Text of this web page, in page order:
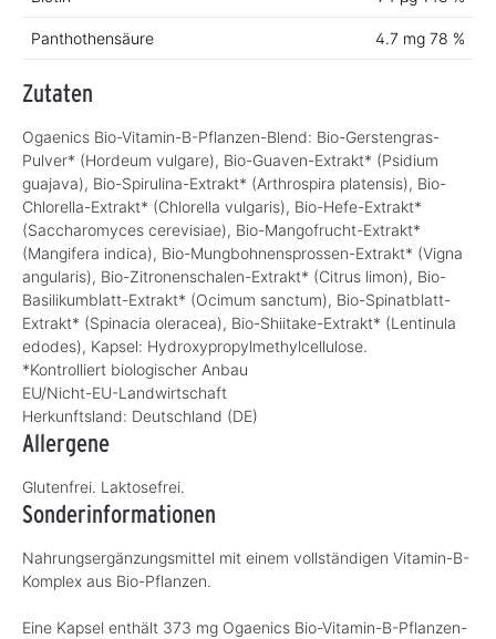
Panthothensäure 4.7 mg 78 %
Zutaten
Ogaenics Bio-Vitamin-B-Pflanzen-Blend: Bio-Gerstengras-
Pulver* (Hordeum vulgare), Bio-Guaven-Extrakt* (Psidium
guajava), Bio-Spirulina-Extrakt* (Arthrospira platensis), Bio-
Chlorella-Extrakt* (Chlorella vulgaris), Bio-Hefe-Extrakt*
(Saccharomyces cerevisiae), Bio-Mangofrucht-Extrakt*
(Mangifera indica), Bio-Mungbohnensprossen-Extrakt* (Vigna
angularis), Bio-Zitronenschalen-Extrakt* (Citrus limon), Bio-
Basilikumblatt-Extrakt* (Ocimum sanctum), Bio-Spinatblatt-
Extrakt* (Spinacia oleracea), Bio-Shiitake-Extrakt* (Lentinula
edodes), Kapsel: Hydroxypropylmethylcellulose.
*Kontrolliert biologischer Anbau
EU/Nicht-EU-Landwirtschaft
Herkunftsland: Deutschland (DE)
Allergene
Glutenfrei. Laktosefrei.
Sonderinformationen
Nahrungsergänzungsmittel mit einem vollständigen Vitamin-B-
Komplex aus Bio-Pflanzen.
Eine Kapsel enthält 373 mg Ogaenics Bio-Vitamin-B-Pflanzen-